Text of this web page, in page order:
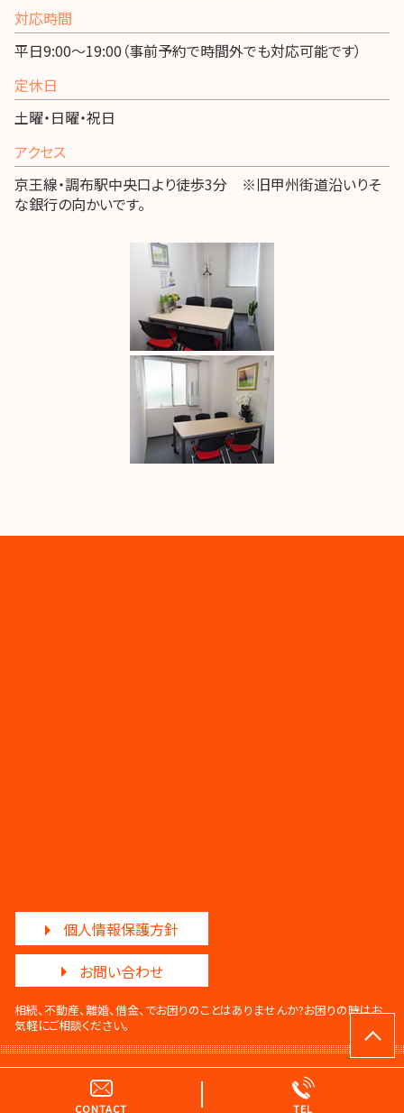
対応時間
平日9:00～19:00（事前予約で時間外でも対応可能です）
定休日
土曜・日曜・祝日
アクセス
京王線・調布駅中央口より徒歩3分 ※旧甲州街道沿いりそ
な銀行の向かいです。
個人情報保護方針
お問い合わせ
相続、不動産、離婚、借金、でお困りのことはありませんか?お困りの時はお
気軽にご相談ください。
© 調和法律事務所・調和法務事務所